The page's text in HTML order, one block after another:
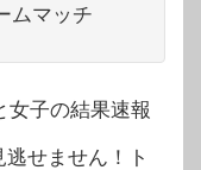
ムマッチ
女子の結果速報
せません！ト